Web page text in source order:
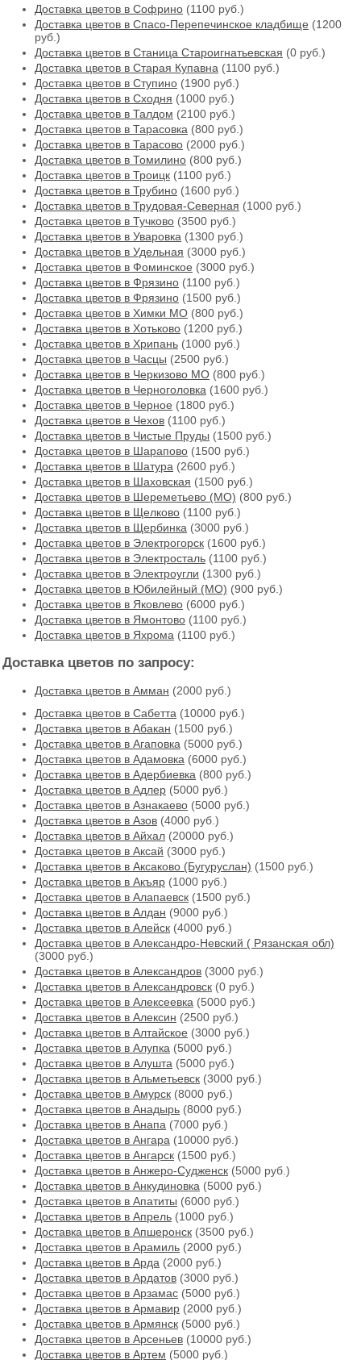
Доставка цветов в Софрино (1100 руб.)
Доставка цветов в Спасо-Перепечинское кладбище (1200
руб.)
Доставка цветов в Станица Староигнатьевская (0 руб.)
Доставка цветов в Старая Купавна (1100 руб.)
Доставка цветов в Ступино (1900 руб.)
Доставка цветов в Сходня (1000 руб.)
Доставка цветов в Талдом (2100 руб.)
Доставка цветов в Тарасовка (800 руб.)
Доставка цветов в Тарасово (2000 руб.)
Доставка цветов в Томилино (800 руб.)
Доставка цветов в Троицк (1100 руб.)
Доставка цветов в Трубино (1600 руб.)
Доставка цветов в Трудовая-Северная (1000 руб.)
Доставка цветов в Тучково (3500 руб.)
Доставка цветов в Уваровка (1300 руб.)
Доставка цветов в Удельная (3000 руб.)
Доставка цветов в Фоминское (3000 руб.)
Доставка цветов в Фрязино (1100 руб.)
Доставка цветов в Фрязино (1500 руб.)
Доставка цветов в Химки МО (800 руб.)
Доставка цветов в Хотьково (1200 руб.)
Доставка цветов в Хрипань (1000 руб.)
Доставка цветов в Часцы (2500 руб.)
Доставка цветов в Черкизово МО (800 руб.)
Доставка цветов в Черноголовка (1600 руб.)
Доставка цветов в Черное (1800 руб.)
Доставка цветов в Чехов (1100 руб.)
Доставка цветов в Чистые Пруды (1500 руб.)
Доставка цветов в Шарапово (1500 руб.)
Доставка цветов в Шатура (2600 руб.)
Доставка цветов в Шаховская (1500 руб.)
Доставка цветов в Шереметьево (МО) (800 руб.)
Доставка цветов в Щелково (1100 руб.)
Доставка цветов в Щербинка (3000 руб.)
Доставка цветов в Электрогорск (1600 руб.)
Доставка цветов в Электросталь (1100 руб.)
Доставка цветов в Электроугли (1300 руб.)
Доставка цветов в Юбилейный (МО) (900 руб.)
Доставка цветов в Яковлево (6000 руб.)
Доставка цветов в Ямонтово (1100 руб.)
Доставка цветов в Яхрома (1100 руб.)
Доставка цветов по запросу:
Доставка цветов в Амман (2000 руб.)
Доставка цветов в Cабетта (10000 руб.)
Доставка цветов в Абакан (1500 руб.)
Доставка цветов в Агаповка (5000 руб.)
Доставка цветов в Адамовка (6000 руб.)
Доставка цветов в Адербиевка (800 руб.)
Доставка цветов в Адлер (5000 руб.)
Доставка цветов в Азнакаево (5000 руб.)
Доставка цветов в Азов (4000 руб.)
Доставка цветов в Айхал (20000 руб.)
Доставка цветов в Аксай (3000 руб.)
Доставка цветов в Аксаково (Бугуруслан) (1500 руб.)
Доставка цветов в Акъяр (1000 руб.)
Доставка цветов в Алапаевск (1500 руб.)
Доставка цветов в Алдан (9000 руб.)
Доставка цветов в Алейск (4000 руб.)
Доставка цветов в Александро-Невский ( Рязанская обл)
(3000 руб.)
Доставка цветов в Александров (3000 руб.)
Доставка цветов в Александровск (0 руб.)
Доставка цветов в Алексеевка (5000 руб.)
Доставка цветов в Алексин (2500 руб.)
Доставка цветов в Алтайское (3000 руб.)
Доставка цветов в Алупка (5000 руб.)
Доставка цветов в Алушта (5000 руб.)
Доставка цветов в Альметьевск (3000 руб.)
Доставка цветов в Амурск (8000 руб.)
Доставка цветов в Анадырь (8000 руб.)
Доставка цветов в Анапа (7000 руб.)
Доставка цветов в Ангара (10000 руб.)
Доставка цветов в Ангарск (1500 руб.)
Доставка цветов в Анжеро-Судженск (5000 руб.)
Доставка цветов в Анкудиновка (5000 руб.)
Доставка цветов в Апатиты (6000 руб.)
Доставка цветов в Апрель (1000 руб.)
Доставка цветов в Апшеронск (3500 руб.)
Доставка цветов в Арамиль (2000 руб.)
Доставка цветов в Арда (2000 руб.)
Доставка цветов в Ардатов (3000 руб.)
Доставка цветов в Арзамас (5000 руб.)
Доставка цветов в Армавир (2000 руб.)
Доставка цветов в Армянск (5000 руб.)
Доставка цветов в Арсеньев (10000 руб.)
Доставка цветов в Артем (5000 руб.)